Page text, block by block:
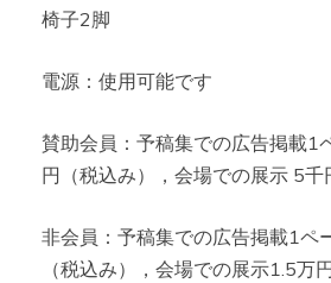
椅子2脚
電源：使用可能です
賛助会員：予稿集での広告掲載1
円（税込み），会場での展示 5千
非会員：予稿集での広告掲載1ペ
（税込み），会場での展示1.5万